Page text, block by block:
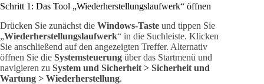
Schritt 1: Das Tool „Wiederherstellungslaufwerk“ öffnen
Drücken Sie zunächst die Windows-Taste und tippen Sie
„Wiederherstellungslaufwerk“ in die Suchleiste. Klicken
Sie anschließend auf den angezeigten Treffer. Alternativ
öffnen Sie die Systemsteuerung über das Startmenü und
navigieren zu System und Sicherheit > Sicherheit und
Wartung > Wiederherstellung.